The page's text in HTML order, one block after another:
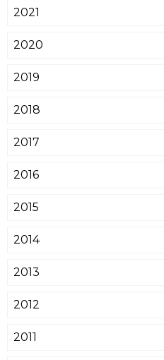
2021
2020
2019
2018
2017
2016
2015
2014
2013
2012
2011